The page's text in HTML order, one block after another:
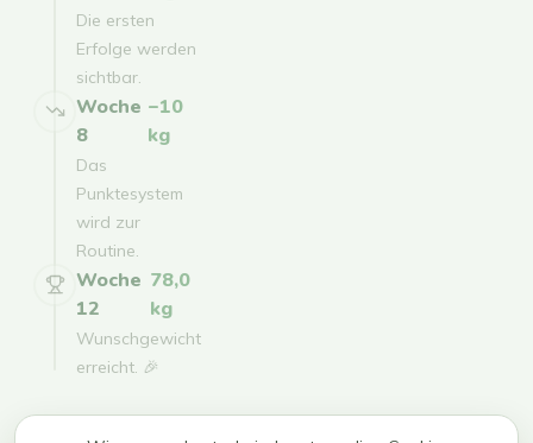
Die ersten
Erfolge werden
sichtbar.
Woche
8
−10
kg
Das
Punktesystem
wird zur
Routine.
Woche
12
78,0
kg
Wunschgewicht
erreicht. 🎉